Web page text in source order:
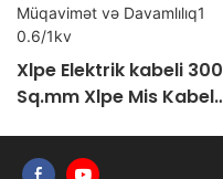
Xlpe Elektrik kabeli 300
Sq.mm Xlpe Mis Kabel